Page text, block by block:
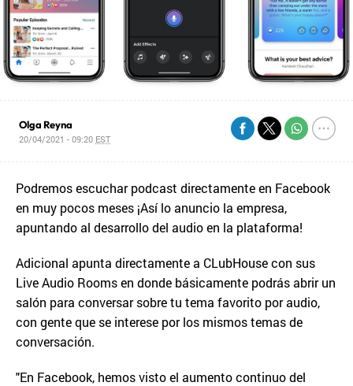
Olga Reyna
20/04/2021 - 09:20 EST
Podremos escuchar podcast directamente en Facebook
en muy pocos meses ¡Así lo anuncio la empresa,
apuntando al desarrollo del audio en la plataforma!
Adicional apunta directamente a CLubHouse con sus
Live Audio Rooms en donde básicamente podrás abrir un
salón para conversar sobre tu tema favorito por audio,
con gente que se interese por los mismos temas de
conversación.
"En Facebook, hemos visto el aumento continuo del